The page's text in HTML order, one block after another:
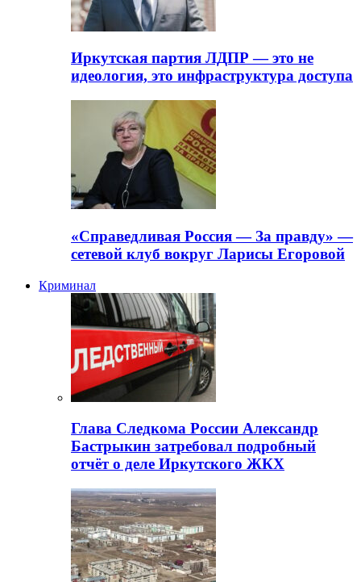
Иркутская партия ЛДПР — это не
идеология, это инфраструктура доступа
«Справедливая Россия — За правду» —
сетевой клуб вокруг Ларисы Егоровой
Криминал
Глава Следкома России Александр
Бастрыкин затребовал подробный
отчёт о деле Иркутского ЖКХ